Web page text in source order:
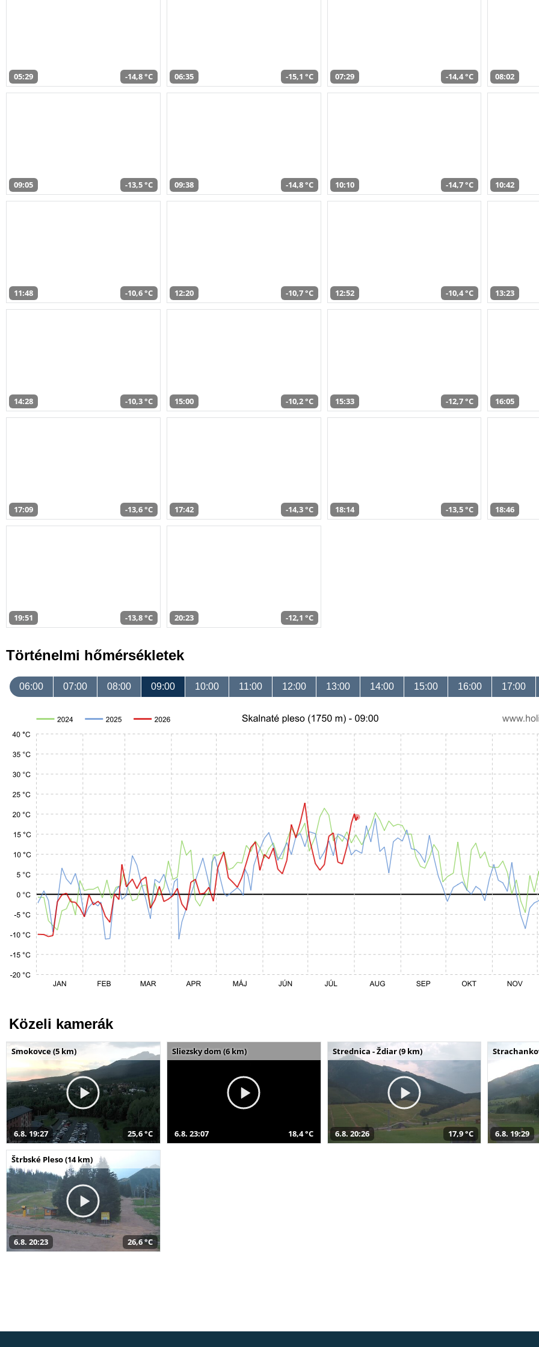
05:29 -14,8 °C 06:35 -15,1 °C 07:29 -14,4 °C 08:02
09:05 -13,5 °C 09:38 -14,8 °C 10:10 -14,7 °C 10:42
11:48 -10,6 °C 12:20 -10,7 °C 12:52 -10,4 °C 13:23
14:28 -10,3 °C 15:00 -10,2 °C 15:33 -12,7 °C 16:05
17:09 -13,6 °C 17:42 -14,3 °C 18:14 -13,5 °C 18:46
19:51 -13,8 °C 20:23 -12,1 °C
Történelmi hőmérsékletek
06:00 07:00 08:00 09:00 10:00 11:00 12:00 13:00 14:00 15:00 16:00 17:00
Közeli kamerák
Smokovce (5 km)
6.8. 19:27 25,6 °C
Sliezsky dom (6 km)
6.8. 23:07 18,4 °C
Strednica - Ždiar (9 km)
6.8. 20:26 17,9 °C 6.8. 19:29
Štrbské Pleso (14 km)
6.8. 20:23 26,6 °C